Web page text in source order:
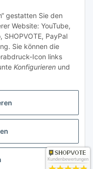
gestatten Sie den
Website: YouTube,
SHOPVOTE, PayPal
Sie können die
Icon links
Konfigurieren und
Kundenbewertungen